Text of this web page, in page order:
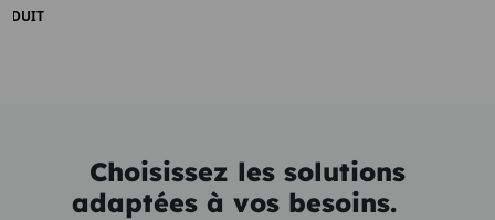
Choisissez les solutions
adaptées à vos besoins.